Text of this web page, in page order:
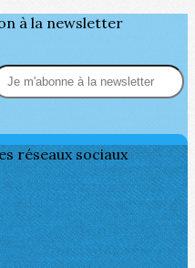
à la newsletter
réseaux sociaux